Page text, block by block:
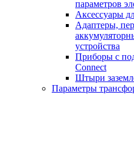
параметров
Аксессуары
Адаптеры,
устройства
Приборы с
Connect
Штыри
Параметры